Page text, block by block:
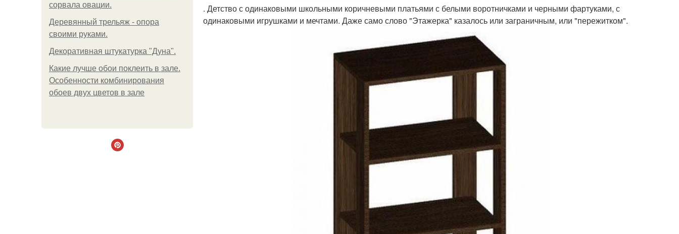
сорвала овации.
Деревянный трельяж - опора
своими руками.
Декоративная штукатурка "Дуна".
Какие лучше обои поклеить в зале.
Особенности комбинирования
обоев двух цветов в зале
. Детство с одинаковыми школьными коричневыми платьями с белыми воротничками и черными фартуками, с
одинаковыми игрушками и мечтами. Даже само слово "Этажерка" казалось или заграничным, или "пережитком".